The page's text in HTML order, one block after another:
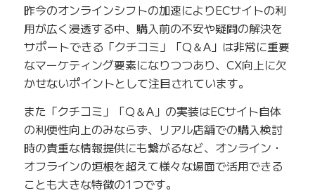
昨今のオンラインシフトの加速によりECサイトの利
用が広く浸透する中、購入前の不安や疑問の解決を
サポートできる「クチコミ」「Q＆A」は非常に重要
なマーケティング要素になりつつあり、CX向上に欠
かせないポイントとして注目されています。
また「クチコミ」「Q＆A」の実装はECサイト自体
の利便性向上のみならず、リアル店舗での購入検討
時の貴重な情報提供にも繋がるなど、オンライン・
オフラインの垣根を超えて様々な場面で活用できる
ことも大きな特徴の1つです。